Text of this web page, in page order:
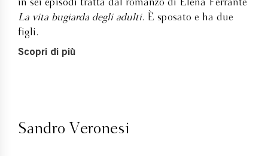
in sei episodi tratta dal romanzo di Elena Ferrante
La vita bugiarda degli adulti. È sposato e ha due
figli.
Scopri di più
Sandro Veronesi